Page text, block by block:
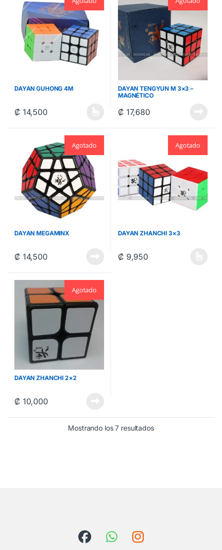
DAYAN GUHONG 4M
₡ 14,500
Este producto tiene múltiples variantes. Las opciones se
DAYAN TENGYUN M 3×3 –
MAGNÉTICO
₡ 17,680
Agotado
DAYAN MEGAMINX
₡ 14,500
Agotado
DAYAN ZHANCHI 3×3
₡ 9,950
Este producto tiene múltiples
Agotado
DAYAN ZHANCHI 2×2
₡ 10,000
Mostrando los 7 resultadosOrdenado por los